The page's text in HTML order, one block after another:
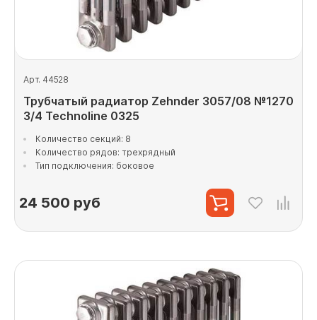
Арт. 44528
Трубчатый радиатор Zehnder 3057/08 №1270
3/4 Technoline 0325
Количество секций: 8
Количество рядов: трехрядный
Тип подключения: боковое
24 500 руб